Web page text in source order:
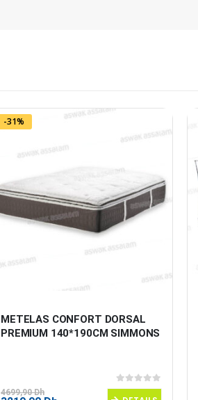
-31%
METELAS CONFORT DORSAL
PREMIUM 140*190CM SIMMONS
0sur 5
4699,90Dh